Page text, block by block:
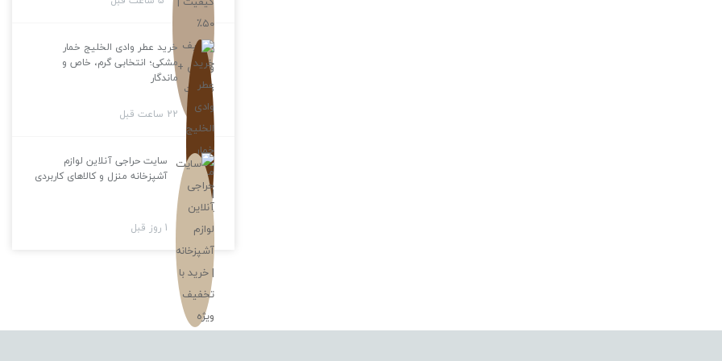
خرید عطر وادی الخلیج خمار
مشکی؛ انتخابی گرم، خاص و
ماندگار
22 ساعت قبل
سایت حراجی آنلاین لوازم
آشپزخانه منزل و کالاهای کاربردی
1 روز قبل